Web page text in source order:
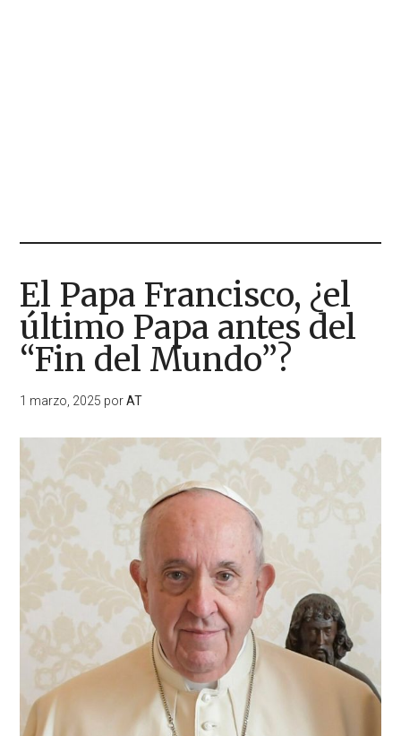
El Papa Francisco, ¿el
último Papa antes del
“Fin del Mundo”?
1 marzo, 2025 porAT